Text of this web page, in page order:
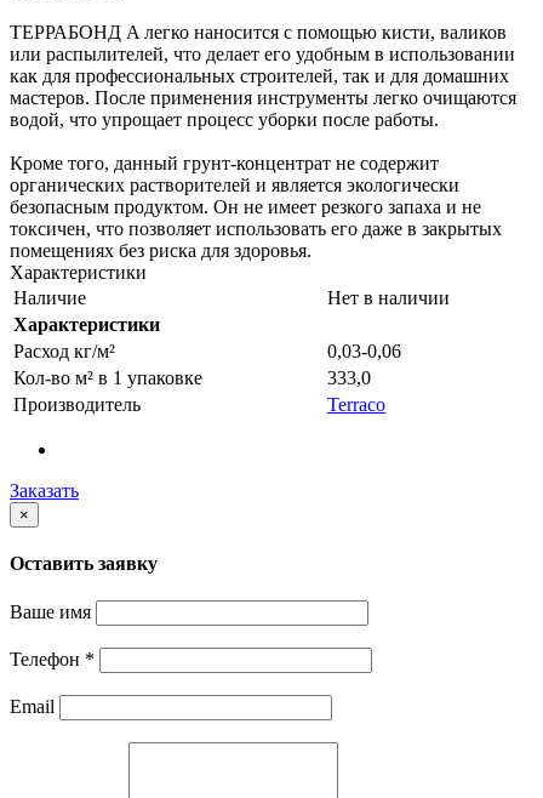
ТЕРРАБОНД A легко наносится с помощью кисти, валиков
или распылителей, что делает его удобным в использовании
как для профессиональных строителей, так и для домашних
мастеров. После применения инструменты легко очищаются
водой, что упрощает процесс уборки после работы.
Кроме того, данный грунт-концентрат не содержит
органических растворителей и является экологически
безопасным продуктом. Он не имеет резкого запаха и не
токсичен, что позволяет использовать его даже в закрытых
помещениях без риска для здоровья.
Характеристики
Наличие
Нет в наличии
Характеристики
Расход кг/м²
0,03-0,06
Кол-во м² в 1 упаковке
333,0
Производитель
Terraco
Заказать
×
Оставить заявку
Ваше имя
Телефон *
Email